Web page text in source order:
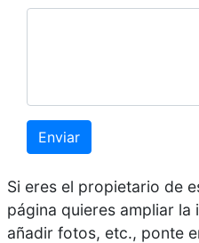
Enviar
Si eres el propietario de
página quieres ampliar
añadir fotos, etc., ponte